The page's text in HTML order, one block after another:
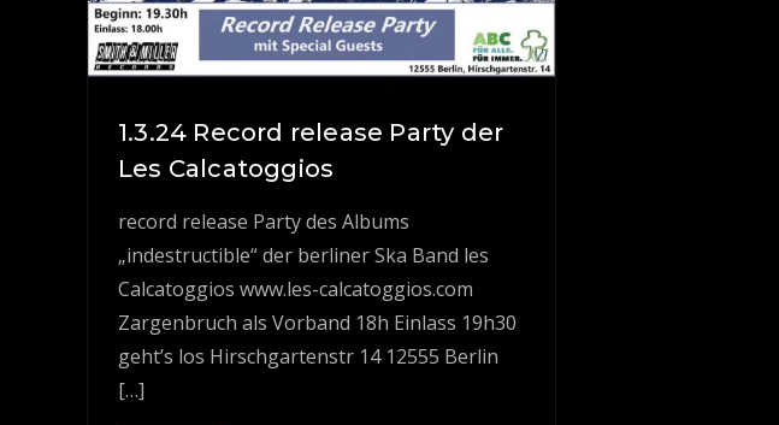
1.3.24 Record release Party der
Les Calcatoggios
record release Party des Albums
„indestructible“ der berliner Ska Band les
Calcatoggios www.les-calcatoggios.com
Zargenbruch als Vorband 18h Einlass 19h30
geht’s los Hirschgartenstr 14 12555 Berlin
[…]